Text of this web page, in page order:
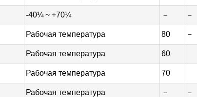
-40¼ ~ +70¼ － －
Рабочая температура 80 －
Рабочая температура 60
Рабочая температура 70
Рабочая температура － －